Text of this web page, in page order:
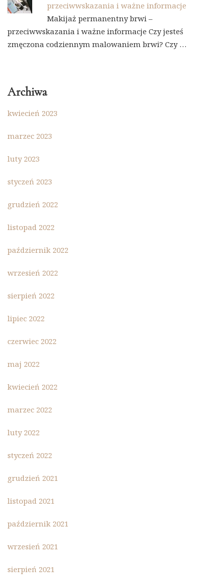
przeciwwskazania i ważne informacje
Makijaż permanentny brwi –
przeciwwskazania i ważne informacje Czy jesteś
zmęczona codziennym malowaniem brwi? Czy …
Archiwa
kwiecień 2023
marzec 2023
luty 2023
styczeń 2023
grudzień 2022
listopad 2022
październik 2022
wrzesień 2022
sierpień 2022
lipiec 2022
czerwiec 2022
maj 2022
kwiecień 2022
marzec 2022
luty 2022
styczeń 2022
grudzień 2021
listopad 2021
październik 2021
wrzesień 2021
sierpień 2021